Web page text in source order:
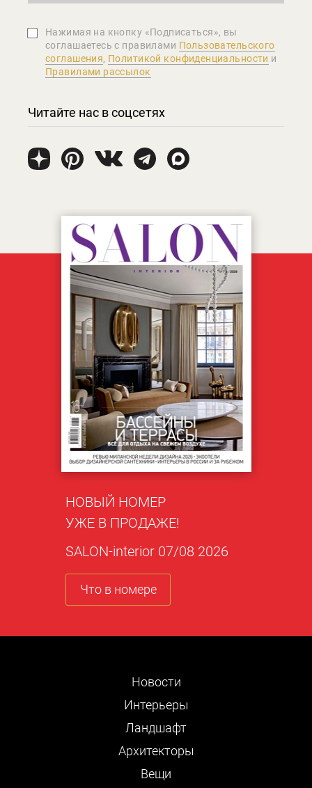
Нажимая на кнопку «Подписаться», вы
соглашаетеcь с правилами Пользовательского
соглашения, Политикой конфиденциальности и
Правилами рассылок
Читайте нас в соцсетях
НОВЫЙ НОМЕР
УЖЕ В ПРОДАЖЕ!
SALON-interior 07/08 2026
Что в номере
Новости
Интерьеры
Ландшафт
Архитекторы
Вещи